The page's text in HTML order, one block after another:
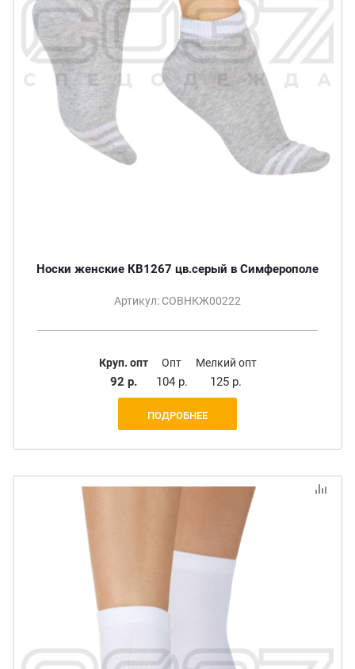
Носки женские КВ1267 цв.серый в Симферополе
Артикул: СОВНКЖ00222
Круп. опт
92 р.
Опт
104 р.
Мелкий опт
125 р.
ПОДРОБНЕЕ